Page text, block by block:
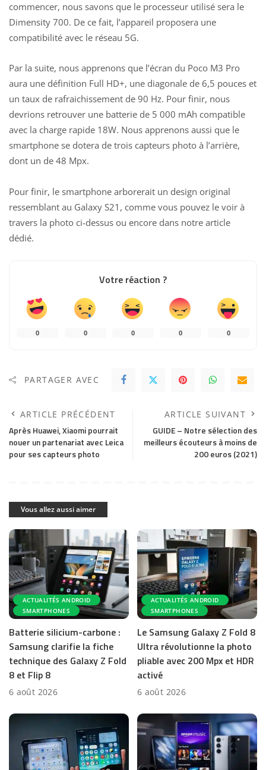
commencer, nous savons que le processeur utilisé sera le
Dimensity 700. De ce fait, l’appareil proposera une
compatibilité avec le réseau 5G.
Par la suite, nous apprenons que l’écran du Poco M3 Pro
aura une définition Full HD+, une diagonale de 6,5 pouces et
un taux de rafraichissement de 90 Hz. Pour finir, nous
devrions retrouver une batterie de 5 000 mAh compatible
avec la charge rapide 18W. Nous apprenons aussi que le
smartphone se dotera de trois capteurs photo à l’arrière,
dont un de 48 Mpx.
Pour finir, le smartphone arborerait un design original
ressemblant au Galaxy S21, comme vous pouvez le voir à
travers la photo ci-dessus ou encore dans notre article
dédié.
Votre réaction ?
0 0 0 0 0
PARTAGER AVEC
ARTICLE PRÉCÉDENT
Après Huawei, Xiaomi pourrait
nouer un partenariat avec Leica
pour ses capteurs photo
ARTICLE SUIVANT
GUIDE – Notre sélection des
meilleurs écouteurs à moins de
200 euros (2021)
Vous allez aussi aimer
ACTUALITÉS ANDROID
SMARTPHONES
Batterie silicium-carbone :
Samsung clarifie la fiche
technique des Galaxy Z Fold
8 et Flip 8
6 août 2026
ACTUALITÉS ANDROID
SMARTPHONES
Le Samsung Galaxy Z Fold 8
Ultra révolutionne la photo
pliable avec 200 Mpx et HDR
activé
6 août 2026